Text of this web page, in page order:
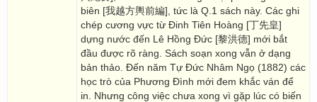
biên [我越方輿前編], tức là Q.1 sách này. Các ghi
chép cương vực từ Đinh Tiên Hoàng [丁先皇]
dựng nước đến Lê Hồng Đức [黎洪德] mới bắt
đầu được rõ ràng. Sách soạn xong vẫn ở dạng
bản thảo. Đến năm Tự Đức Nhâm Ngọ (1882) các
học trò của Phương Đình mới đem khắc ván để
in. Nhưng công việc chưa xong vì gặp lúc có biến